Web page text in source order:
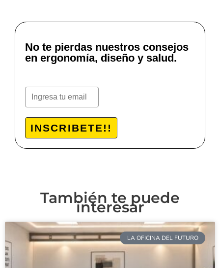
No te pierdas nuestros consejos
en ergonomía, diseño y salud.
INSCRIBETE!!
También te puede
interesar
LA OFICINA DEL FUTURO